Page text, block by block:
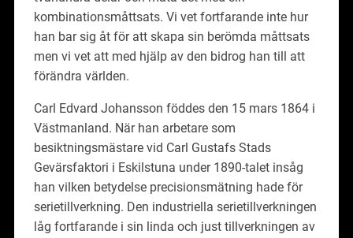
kombinationsmåttsats. Vi vet fortfarande inte hur
han bar sig åt för att skapa sin berömda måttsats
men vi vet att med hjälp av den bidrog han till att
förändra världen.
Carl Edvard Johansson föddes den 15 mars 1864 i
Västmanland. När han arbetare som
besiktningsmästare vid Carl Gustafs Stads
Gevärsfaktori i Eskilstuna under 1890-talet insåg
han vilken betydelse precisionsmätning hade för
serietillverkning. Den industriella serietillverkningen
låg fortfarande i sin linda och just tillverkningen av